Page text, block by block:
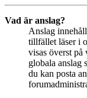
Vad är anslag?
Anslag
tillfället läser i
visas överst på
globala anslag
du kan posta